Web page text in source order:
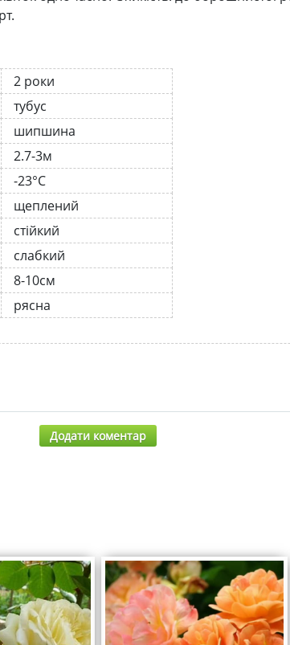
2 роки
тубус
шипшина
2.7-3м
-23°C
щеплений
стійкий
слабкий
8-10см
рясна
Додати коментар